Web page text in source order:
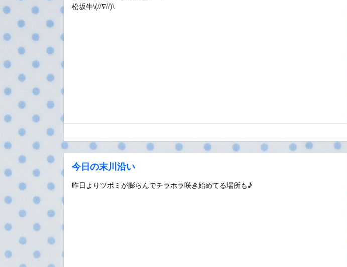
松坂牛\(//∇//)\
今日の末川沿い
昨日よりツボミが膨らんでチラホラ咲き始めてる場所も♪